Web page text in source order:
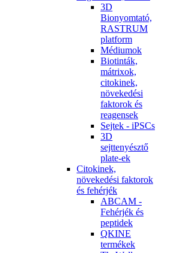
3D
Bionyomtató,
RASTRUM
platform
Médiumok
Biotinták,
mátrixok,
citokinek,
növekedési
faktorok és
reagensek
Sejtek - iPSCs
3D
sejttenyésztő
plate-ek
Citokinek,
növekedési faktorok
és fehérjék
ABCAM -
Fehérjék és
peptidek
QKINE
termékek